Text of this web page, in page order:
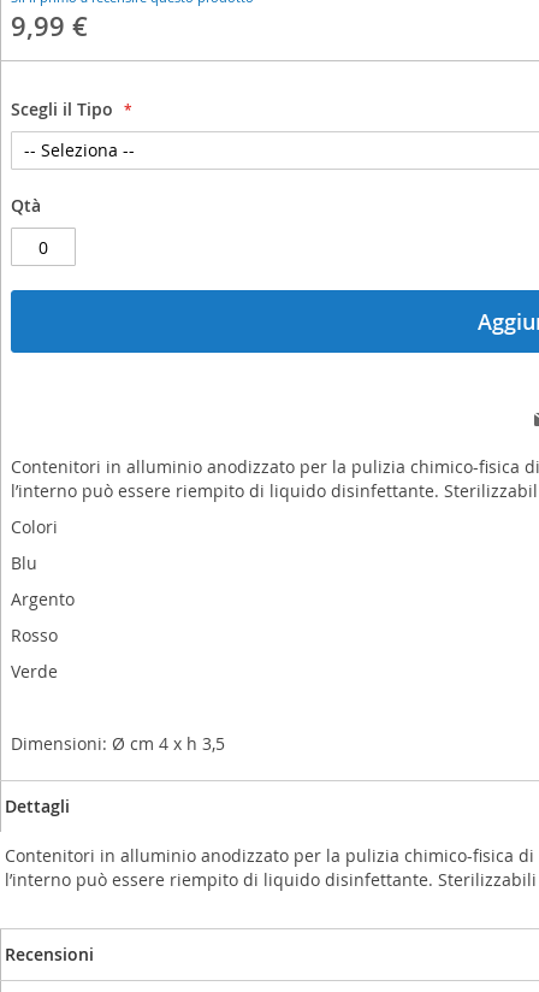
9,99 €
Scegli il Tipo
Qtà
Contenitori in alluminio anodizzato per la pulizia chimico-fisica
l’interno può essere riempito di liquido disinfettante.
Colori
Blu
Argento
Rosso
Verde
Dimensioni: Ø cm 4 x h 3,5
beginning
of
the
gallery
Dettagli
Contenitori in alluminio anodizzato per la pulizia chimico-fisica
l’interno può essere riempito di liquido disinfettante.
Recensioni